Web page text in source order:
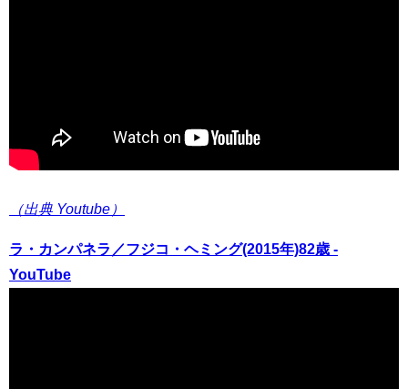
（出典 Youtube）
ラ・カンパネラ／フジコ・ヘミング(2015年)82歳 -
YouTube